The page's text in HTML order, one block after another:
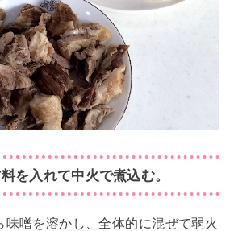
を入れて中火で煮込む。
味噌を溶かし、全体的に混ぜて弱火